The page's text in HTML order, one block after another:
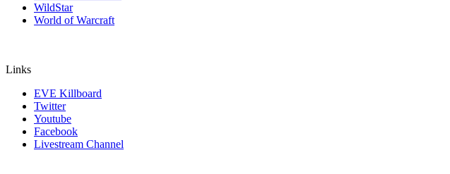
WildStar
World of Warcraft
Links
EVE Killboard
Twitter
Youtube
Facebook
Livestream Channel